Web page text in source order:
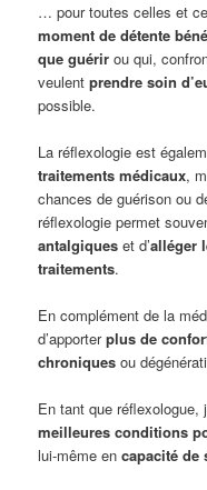
… pour toutes celles et
moment de détente
que guérir ou qui,
veulentprendre soin
possible.
La réflexologie est
traitements médicaux,
chances de guérison ou
réflexologie permet
antalgiques et d’alléger
traitements.
En complément de la
d’apporterplus de
chroniques ou
En tant que
meilleures conditions
lui-même encapacité de